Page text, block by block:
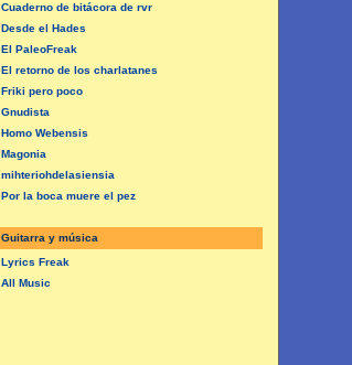
Cuaderno de bitácora de rvr
Desde el Hades
El PaleoFreak
El retorno de los charlatanes
Friki pero poco
Gnudista
Homo Webensis
Magonia
mihteriohdelasiensia
Por la boca muere el pez
Guitarra y música
Lyrics Freak
All Music